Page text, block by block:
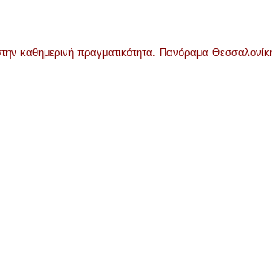
καθημερινή πραγματικότητα. Πανόραμα